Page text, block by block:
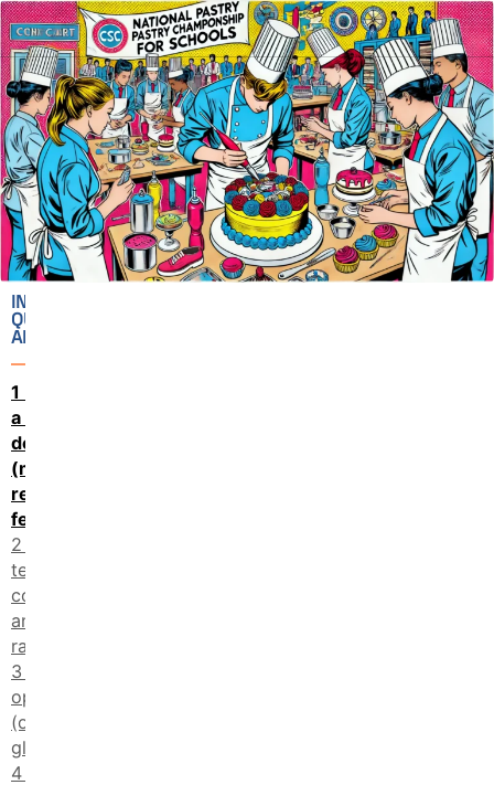
IN
QUESTO
ARTICOLO
a colpi di
dolcezza
(ma con
regole
ferree)
tecnica:
conta
anche il
racconto
opportunità
(oltre alla
gloria)